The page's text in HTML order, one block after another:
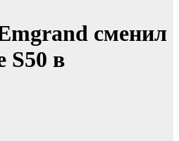
сменил
S50 в